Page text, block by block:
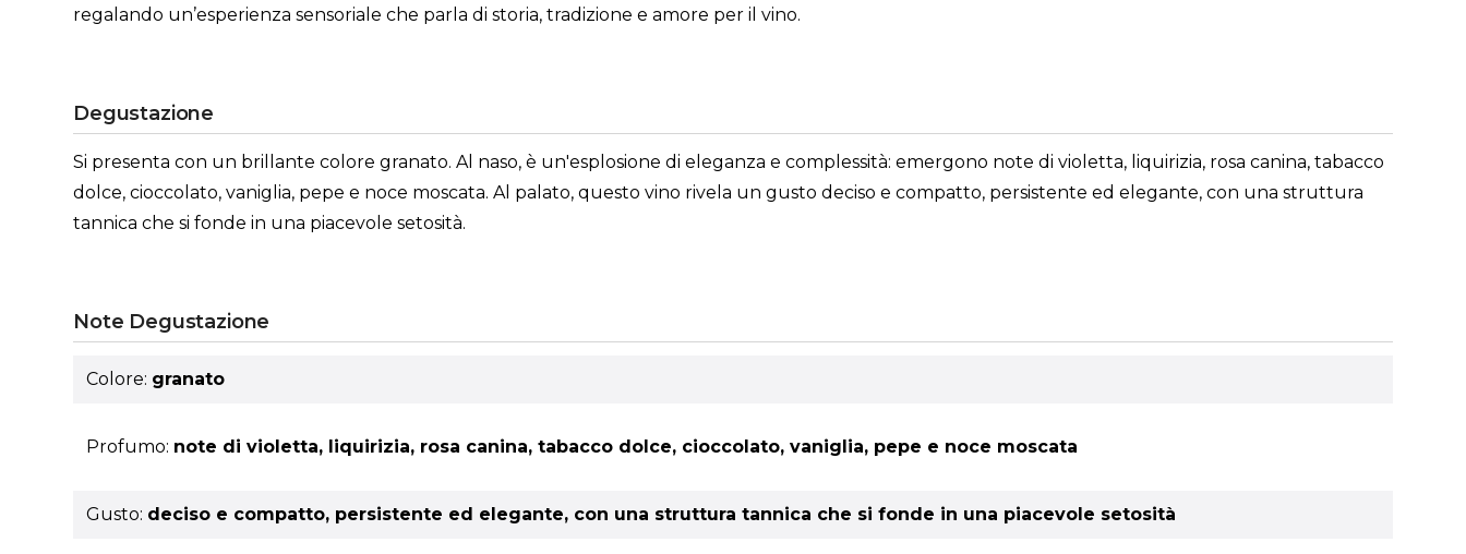
regalando un’esperienza sensoriale che parla di storia, tradizione e amore per il vino.
Degustazione
Si presenta con un brillante colore granato. Al naso, è un'esplosione di eleganza e complessità: emergono note di violetta, liquirizia, rosa canina, tabacco
dolce, cioccolato, vaniglia, pepe e noce moscata. Al palato, questo vino rivela un gusto deciso e compatto, persistente ed elegante, con una struttura
tannica che si fonde in una piacevole setosità.
Note Degustazione
Colore: granato
Profumo: note di violetta, liquirizia, rosa canina, tabacco dolce, cioccolato, vaniglia, pepe e noce moscata
Gusto: deciso e compatto, persistente ed elegante, con una struttura tannica che si fonde in una piacevole setosità